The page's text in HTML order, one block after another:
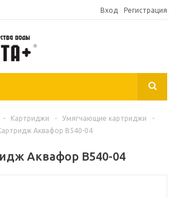
Вход Регистрация
- Картриджи - Умягчающие картриджи
-
Аквафор В540-04
Аквафор В540-04